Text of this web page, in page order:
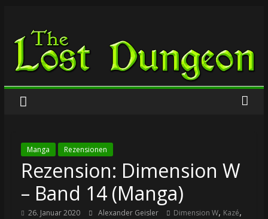
springen
The
Lost
Dungeon
Manga Rezensionen
Rezension: Dimension W
– Band 14 (Manga)
26. Januar 2020 Alexander Geisler Dimension W, Kazé,